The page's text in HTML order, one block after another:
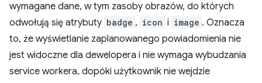
wymagane dane, w tym zasoby obrazów, do których
odwołują się atrybuty badge , icon i image . Oznacza
to, że wyświetlanie zaplanowanego powiadomienia nie
jest widoczne dla dewelopera i nie wymaga wybudzania
service workera, dopóki użytkownik nie wejdzie